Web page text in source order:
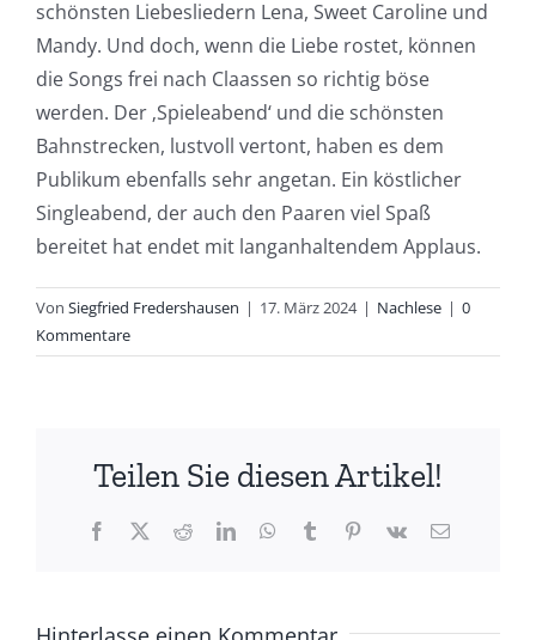
schönsten Liebesliedern Lena, Sweet Caroline und
Mandy. Und doch, wenn die Liebe rostet, können
die Songs frei nach Claassen so richtig böse
werden. Der ‚Spieleabend‘ und die schönsten
Bahnstrecken, lustvoll vertont, haben es dem
Publikum ebenfalls sehr angetan. Ein köstlicher
Singleabend, der auch den Paaren viel Spaß
bereitet hat endet mit langanhaltendem Applaus.
Von Siegfried Fredershausen | 17. März 2024 | Nachlese | 0
Kommentare
Teilen Sie diesen Artikel!
Facebook
X RedditLinkedInWhatsApp
TumblrPinterest
Vk
E-